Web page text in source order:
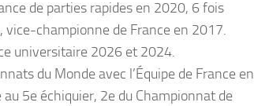
de parties rapides en 2020, 6 fois
vice-championne de France en 2017.
universitaire 2026 et 2024.
du Monde avec l’Équipe de France en
5e échiquier, 2e du Championnat de